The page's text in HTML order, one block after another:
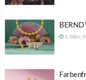
2. März